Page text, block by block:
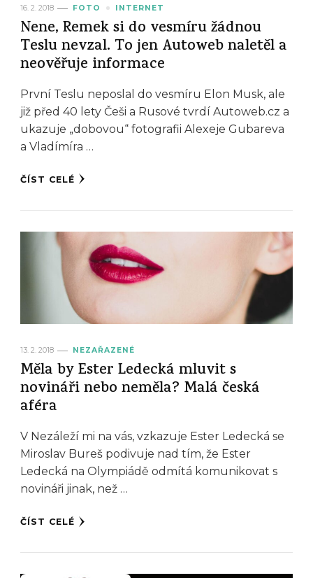
16. 2. 2018 FOTO INTERNET
Nene, Remek si do vesmíru žádnou
Teslu nevzal. To jen Autoweb naletěl a
neověřuje informace
První Teslu neposlal do vesmíru Elon Musk, ale
již před 40 lety Češi a Rusové tvrdí Autoweb.cz a
ukazuje „dobovou“ fotografii Alexeje Gubareva
a Vladímíra …
ČÍST CELÉ
13. 2. 2018 NEZAŘAZENÉ
Měla by Ester Ledecká mluvit s
novináři nebo neměla? Malá česká
aféra
V Nezáleží mi na vás, vzkazuje Ester Ledecká se
Miroslav Bureš podivuje nad tím, že Ester
Ledecká na Olympiádě odmítá komunikovat s
novináři jinak, než …
ČÍST CELÉ